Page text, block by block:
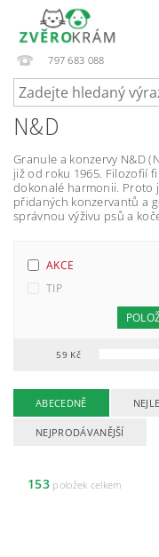
797 683 088
N&D
Granule a konzervy N&D
již od roku 1965. Filozofií
dokonalé harmonii. Proto
přidaných konzervantů a
správnou výživu psů a
AKCE
TIP
59Kč
ABECEDNĚ
NEJPRODÁVANĚJŠÍ
153položek celkem